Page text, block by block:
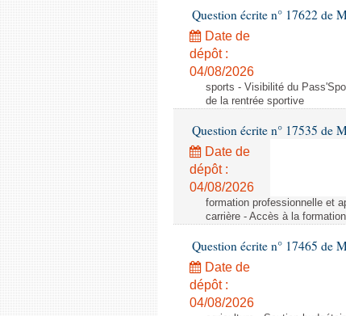
Question écrite n° 17622 de
Date de
dépôt :
04/08/2026
sports - Visibilité du
de la rentrée sportive
Question écrite n° 17535 de
Date de
dépôt :
04/08/2026
formation professionnelle et
carrière - Accès à la
Question écrite n° 17465 de
Date de
dépôt :
04/08/2026